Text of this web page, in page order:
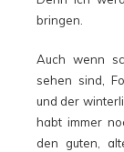
bringen.
Auch wenn
sehen sind,
und der
habt immer
den guten,